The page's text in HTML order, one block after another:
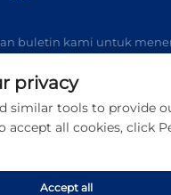
buletin kami untuk
privacy
similar tools to provide
accept all cookies, click
Accept all